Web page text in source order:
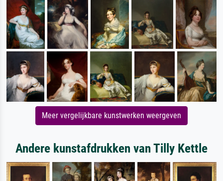
Meer vergelijkbare kunstwerken weergeven
Andere kunstafdrukken van Tilly Kettle